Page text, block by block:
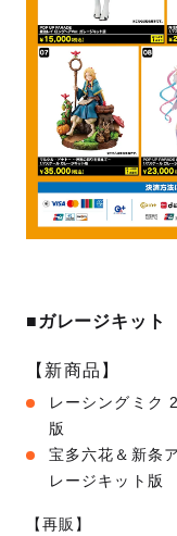
■ガレージキット
【新商品】
レーシングミク
版
宝多六花＆新条
レージキット版
【再販】